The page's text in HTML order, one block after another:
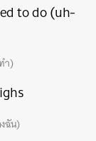
to do (uh-
ำ)
ฉัน)